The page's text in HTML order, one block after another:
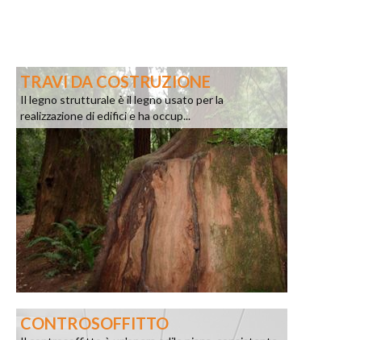
TRAVI DA COSTRUZIONE
Il legno strutturale è il legno usato per la
realizzazione di edifici e ha occup...
CONTROSOFFITTO